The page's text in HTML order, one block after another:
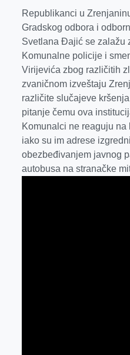
b
o
o
k
e
n
g
e
r
e
d
I
n
Republikanci u
Gradskog odbora i
Svetlana Đajić se zalažu
Komunalne policije i
Virijevića zbog različitih
zvaničnom izveštaju
različite slučajeve
pitanje čemu ova
Komunalci ne reaguju
iako su im adrese
obezbeđivanjem javnog
autobusa na stranačke